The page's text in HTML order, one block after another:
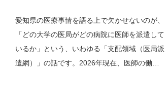
愛知県の医療事情を語る上で欠かせないのが、
「どの大学の医局がどの病院に医師を派遣して
いるか」という、いわゆる「支配領域（医局派
遣網）」の話です。2026年現在、医師の働き